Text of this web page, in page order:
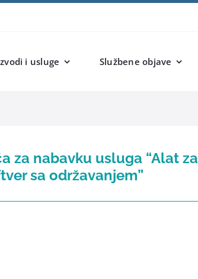
i usluge Službene objave
za nabavku usluga “Alat za
sa održavanjem”